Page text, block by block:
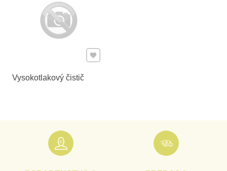
Vysokotlakový čistič
Pridať k Obľúbeným